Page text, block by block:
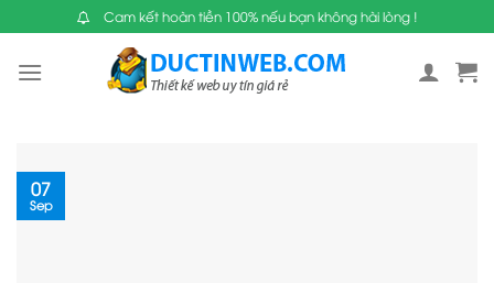
content
Cam kết hoàn tiền 100% nếu bạn không hài lòng !
07
Sep